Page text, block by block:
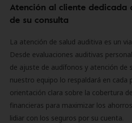
Atención al cliente dedicada
de su consulta
La atención de salud auditiva es un
Desde evaluaciones auditivas
de ajuste de audífonos y atención de
nuestro equipo lo respaldará en cada
orientación clara sobre la cobertura
financieras para maximizar los
lidiar con los seguros por su cuenta.